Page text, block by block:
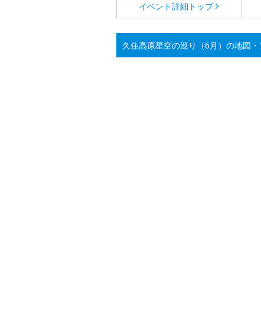
イベント詳細 トップ
久住高原星空の巡り（6月）の地図・